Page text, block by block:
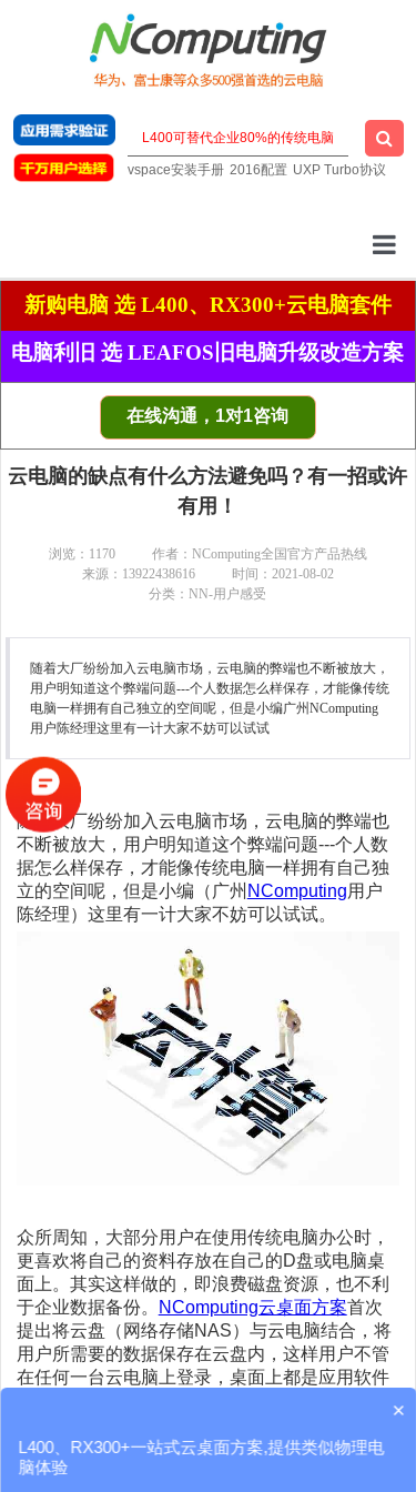
vspace安装手册 2016配置 UXP Turbo协议
一
技
新购电脑 选 L400、RX300+云电脑套件
电脑利旧 选 LEAFOS旧电脑升级改造方案
在线沟通，1对1咨询
云电脑的缺点有什么方法避免吗？有一招或许
有用！
浏览： 1170
作者：NComputing全国官方产品热线
来源：13922438616
时间：2021-08-02
分类：NN-用户感受
随着大厂纷纷加入云电脑市场，云电脑的弊端也不断被放大，
用户明知道这个弊端问题---个人数据怎么样保存，才能像传统
电脑一样拥有自己独立的空间呢，但是小编广州NComputing
用户陈经理这里有一计大家不妨可以试试
随着大厂纷纷加入云电脑市场，云电脑的弊端也
不断被放大，用户明知道这个弊端问题---个人数
据怎么样保存，才能像传统电脑一样拥有自己独
立的空间呢，但是小编（广州 NComputing用户
陈经理）这里有一计大家不妨可以试试。
众所周知，大部分用户在使用传统电脑办公时，
更喜欢将自己的资料存放在自己的D盘或电脑桌
面上。其实这样做的，即浪费磁盘资源，也不利
于企业数据备份。
NComputing云桌面方案首次
提出将云盘（网络存储NAS）与云电脑结合，将
用户所需要的数据保存在云盘内，这样用户不管
在任何一台云电脑上登录，桌面上都是应用软件
帮到小伙伴们呢？
×
L400、RX300+一站式云桌面方案,提供类似物理电
脑体验